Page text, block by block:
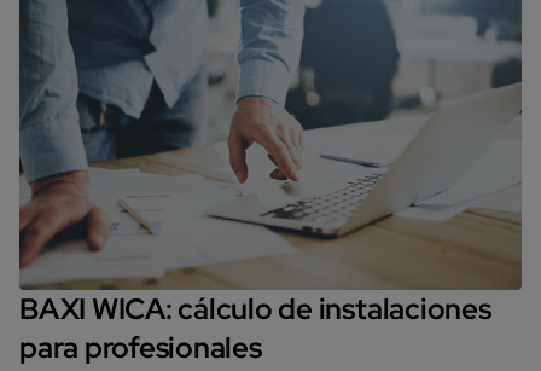
BAXI WICA: cálculo de instalaciones
para profesionales